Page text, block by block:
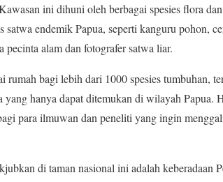
ini dihuni oleh berbagai spesies flora
endemik Papua, seperti kanguru pohon,
pecinta alam dan fotografer satwa liar.
bagi lebih dari 1000 spesies tumbuhan,
hanya dapat ditemukan di wilayah Papua.
para ilmuwan dan peneliti yang ingin
di taman nasional ini adalah keberadaan